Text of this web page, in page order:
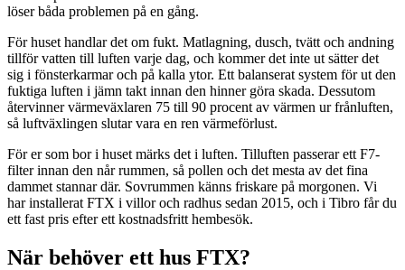
löser båda problemen på en gång.
För huset handlar det om fukt. Matlagning, dusch, tvätt och andning
tillför vatten till luften varje dag, och kommer det inte ut sätter det
sig i fönsterkarmar och på kalla ytor. Ett balanserat system för ut den
fuktiga luften i jämn takt innan den hinner göra skada. Dessutom
återvinner värmeväxlaren 75 till 90 procent av värmen ur frånluften,
så luftväxlingen slutar vara en ren värmeförlust.
För er som bor i huset märks det i luften. Tilluften passerar ett F7-
filter innan den når rummen, så pollen och det mesta av det fina
dammet stannar där. Sovrummen känns friskare på morgonen. Vi
har installerat FTX i villor och radhus sedan 2015, och i Tibro får du
ett fast pris efter ett kostnadsfritt hembesök.
När behöver ett hus FTX?